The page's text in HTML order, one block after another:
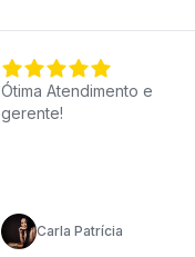
Ótima Atendimento e
gerente!
Carla Patrícia